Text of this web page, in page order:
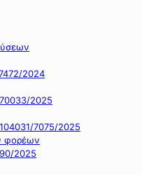
2024
2025
7075/2025
φορέων
2025